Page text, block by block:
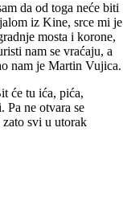
da od toga neće biti
iz Kine, srce mi je
mosta i korone,
nam se vraćaju, a
nam je Martin Vujica.
će tu ića, pića,
Pa ne otvara se
svi u utorak